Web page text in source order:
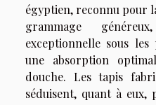
égyptien, reconnu pour
grammage
exceptionnelle sous
une absorption
douche. Les tapis
séduisent, quant à eux,